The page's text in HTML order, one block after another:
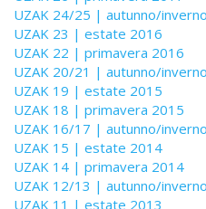
UZAK 24/25 | autunno/
UZAK 23 | estate 2016
UZAK 22 | primavera 2016
UZAK 20/21 | autunno/
UZAK 19 | estate 2015
UZAK 18 | primavera 2015
UZAK 16/17 | autunno/
UZAK 15 | estate 2014
UZAK 14 | primavera 2014
UZAK 12/13 | autunno/
UZAK 11 | estate 2013